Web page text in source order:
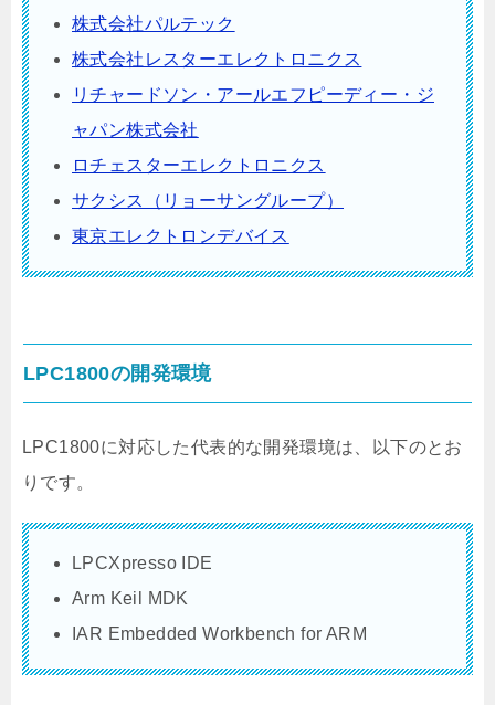
株式会社パルテック
株式会社レスターエレクトロニクス
リチャードソン・アールエフピーディー・ジ
ャパン株式会社
ロチェスターエレクトロニクス
サクシス（リョーサングループ）
東京エレクトロンデバイス
LPC1800の開発環境
LPC1800に対応した代表的な開発環境は、以下のとお
りです。
LPCXpresso IDE
Arm Keil MDK
IAR Embedded Workbench for ARM